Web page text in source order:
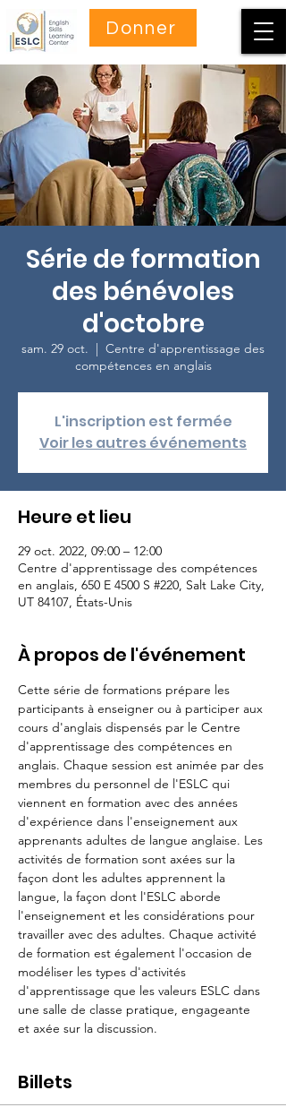
Donner
Série de formation
des bénévoles
d'octobre
sam. 29 oct.
  |
Centre d'apprentissage des
compétences en anglais
L'inscription est fermée
Voir les autres événements
Heure et lieu
29 oct. 2022, 09:00 – 12:00
Centre d'apprentissage des compétences
en anglais, 650 E 4500 S #220, Salt Lake City,
UT 84107, États-Unis
À propos de l'événement
Cette série de formations prépare les
participants à enseigner ou à participer aux
cours d'anglais dispensés par le Centre
d'apprentissage des compétences en
anglais. Chaque session est animée par des
membres du personnel de l'ESLC qui
viennent en formation avec des années
d'expérience dans l'enseignement aux
apprenants adultes de langue anglaise. Les
activités de formation sont axées sur la
façon dont les adultes apprennent la
langue, la façon dont l'ESLC aborde
l'enseignement et les considérations pour
travailler avec des adultes. Chaque activité
de formation est également l'occasion de
modéliser les types d'activités
d'apprentissage que les valeurs ESLC dans
une salle de classe pratique, engageante
et axée sur la discussion.
Billets